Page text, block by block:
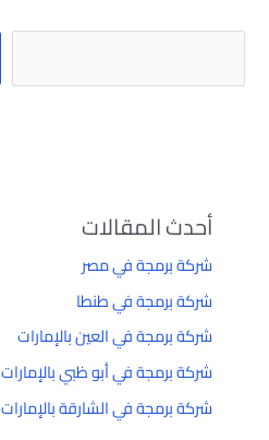
أحدث المقالات
شركة برمجة في مصر
شركة برمجة في طنطا
شركة برمجة في العين بالإمارات
شركة برمجة في أبو ظبي بالإمارات
شركة برمجة في الشارقة بالإمارات